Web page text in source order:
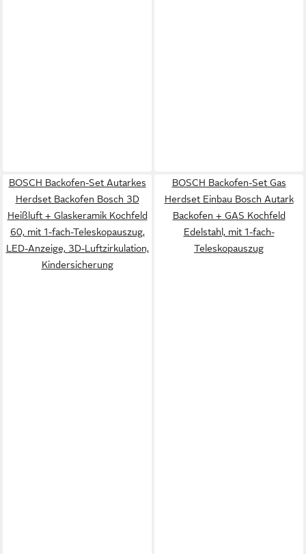
BOSCH Backofen-Set Autarkes
Herdset Backofen Bosch 3D
Heißluft + Glaskeramik Kochfeld
60, mit 1-fach-Teleskopauszug,
LED-Anzeige, 3D-Luftzirkulation,
Kindersicherung
BOSCH Backofen-Set Gas
Herdset Einbau Bosch Autark
Backofen + GAS Kochfeld
Edelstahl, mit 1-fach-
Teleskopauszug